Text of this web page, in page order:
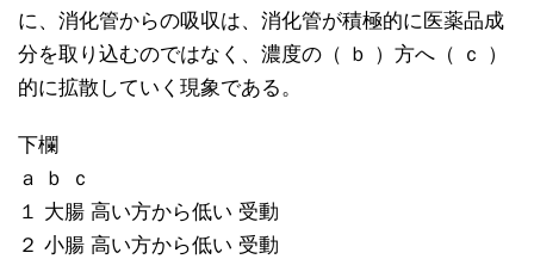
に、消化管からの吸収は、消化管が積極的に医薬品成
分を取り込むのではなく、濃度の（ ｂ ）方へ（ ｃ ）
的に拡散していく現象である。
下欄
ａ ｂ ｃ
１ 大腸 高い方から低い 受動
２ 小腸 高い方から低い 受動